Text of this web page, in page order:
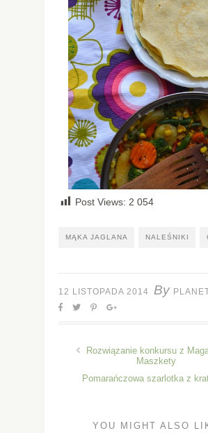
Post Views: 2 054
MĄKA JAGLANA NALEŚNIKI
12 LISTOPADA 2014 By
Rozwiązanie konkursu z
Maszkety
Pomarańczowa szarlotka z
YOU MIGHT ALSO